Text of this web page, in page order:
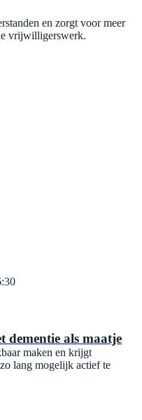
en zorgt voor meer
vrijwilligerswerk.
dementie als maatje
maken en krijgt
lang mogelijk actief te